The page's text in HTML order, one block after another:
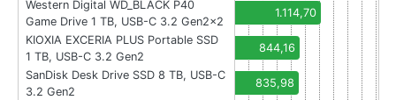
Western Digital WD_BLACK P40
Game Drive 1 TB, USB-C 3.2 Gen2x2
1.114,70
KIOXIA EXCERIA PLUS Portable SSD
1 TB, USB-C 3.2 Gen2
844,16
SanDisk Desk Drive SSD 8 TB, USB-C
3.2 Gen2
835,98